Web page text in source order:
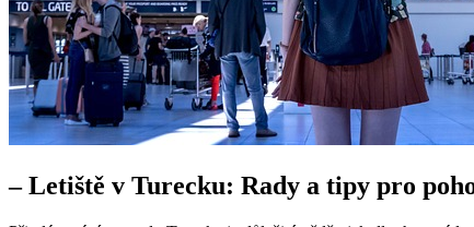
– Letiště v Turecku: Rady a tipy pro